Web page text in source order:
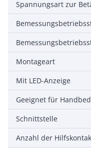
Montageart
Mit LED-Anzeige
Schnittstelle